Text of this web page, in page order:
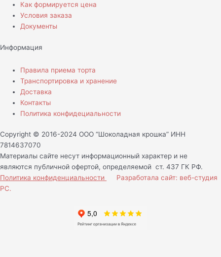
Как формируется цена
Условия заказа
Документы
Информация
Правила приема торта
Транспортировка и хранение
Доставка
Контакты
Политика конфидециальности
Copyright © 2016-2024 ООО “Шоколадная крошка” ИНН
7814637070
Материалы сайте несут информационный характер и не
являются публичной офертой, определяемой ст. 437 ГК РФ.
Политика конфиденциальности
Разработала сайт: веб-студия
РС.